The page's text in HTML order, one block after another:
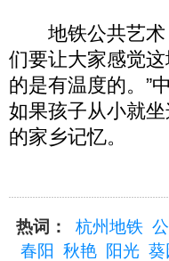
地铁公共艺术
们要让大家感觉
的是有温度的。”
如果孩子从小就
的家乡记忆。
热词： 杭州地铁
春阳
秋艳 阳光 葵